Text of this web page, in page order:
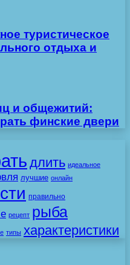
туристическое
отдыха и
и общежитий:
финские двери
длить идеальное
лучшие онлайн
правильно
рецепт рыба
типы характеристики